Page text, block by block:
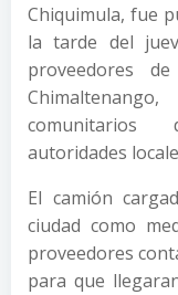
Chiquimula, fue
la tarde del
proveedores
comunitarios
autoridades
El camión
ciudad como
proveedores
para que